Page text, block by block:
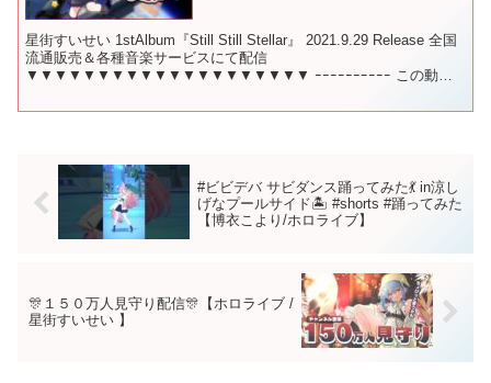
星街すいせい 1stAlbum『Still Still Stellar』 2021.9.29 Release 全国
流通販売＆各種音楽サービスにて配信
▼▼▼▼▼▼▼▼▼▼▼▼▼▼▼▼▼▼▼▼ ｰｰｰｰｰｰｰｰｰｰ この動画
#ビビデバ サビダンス踊ってみた💃 in涼し
げなプールサイド🏝 #shorts #踊ってみた
【博衣こより/ホロライブ】
🎊１５０万人見守り配信🎊【ホロライブ /
星街すいせい 】